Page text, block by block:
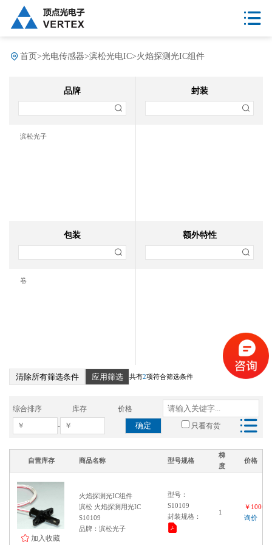
首页 >光电传感器>滨松光电IC>火焰探测光IC组件
品牌
滨松光子
封装
包装
卷
额外特性
清除所有筛选条件 应用筛选 共有2项符合筛选条件
综合排序 库存 价格
- 确定 只看有货
自营库存 商品名称 型号规格
梯
度
价格
加入收藏
火焰探测光IC组件
滨松 火焰探测用光IC
S10109
品牌：滨松光子
型号：
S10109
封装规格：
1
￥
询价